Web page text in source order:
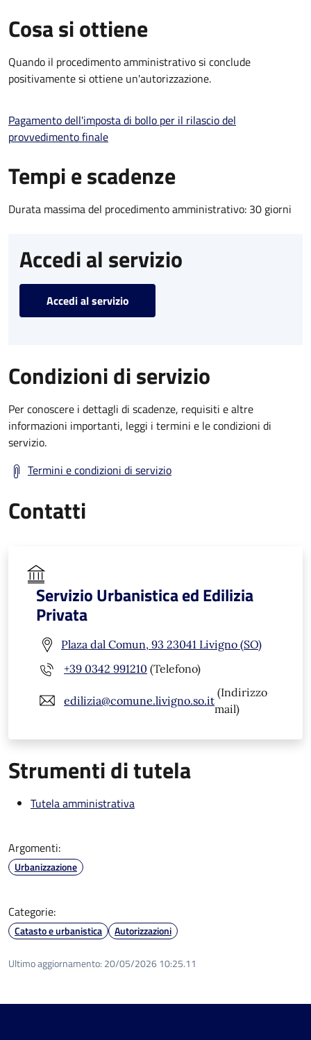
Cosa si ottiene
Quando il procedimento amministrativo si conclude
positivamente si ottiene un'autorizzazione.
Pagamento dell'imposta di bollo per il rilascio del
provvedimento finale
Tempi e scadenze
Durata massima del procedimento amministrativo: 30 giorni
Accedi al servizio
Accedi al servizio
Condizioni di servizio
Per conoscere i dettagli di scadenze, requisiti e altre
informazioni importanti, leggi i termini e le condizioni di
servizio.
Termini e condizioni di servizio
Contatti
Servizio Urbanistica ed Edilizia
Privata
Plaza dal Comun, 93 23041 Livigno (SO)
+39 0342 991210 (Telefono)
edilizia@comune.livigno.so.it
(Indirizzo
mail)
Strumenti di tutela
Tutela amministrativa
Argomenti:
Urbanizzazione
Categorie:
Catasto e urbanistica Autorizzazioni
Ultimo aggiornamento: 20/05/2026 10:25.11